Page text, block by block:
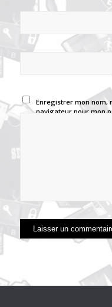
Enregistrer mon nom,
navigateur pour mon